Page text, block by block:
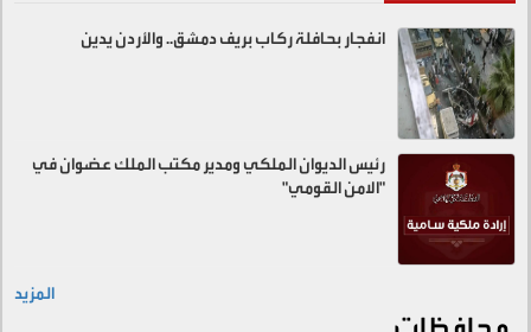
انفجار بحافلة ركاب بريف دمشق.. والأردن يدين
رئيس الديوان الملكي ومدير مكتب الملك عضوان في
"الامن القومي"
المزيد